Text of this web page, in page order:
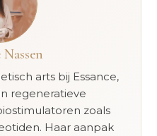
arts bij Essance,
regeneratieve
zoals
Haar aanpak